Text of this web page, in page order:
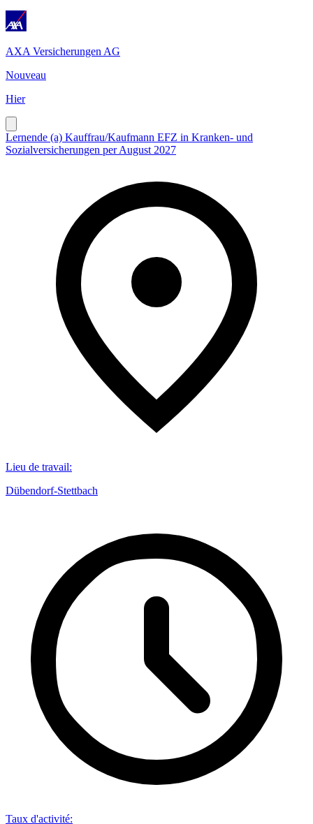
AXA Versicherungen AG
Nouveau
Hier
Lernende (a) Kauffrau/Kaufmann EFZ in Kranken- und
Sozialversicherungen per August 2027
Lieu de travail:
Dübendorf-Stettbach
Taux d'activité: